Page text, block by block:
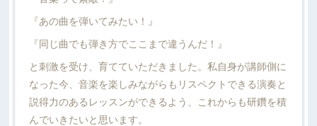
『あの曲を弾いてみたい！』
『同じ曲でも弾き方でここまで違うんだ！』
と刺激を受け、育てていただきました。私自身が講師側に
なった今、音楽を楽しみながらもリスペクトできる演奏と
説得力のあるレッスンができるよう、これからも研鑽を積
んでいきたいと思います。